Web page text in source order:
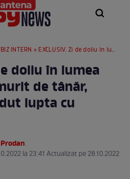
INTERN » EXCLUSIV. Zi de doliu în lumea manelelor! A murit de tânăr, după ce a pierdut lupta cu cancerul
doliu în lumea
de tânăr,
lupta cu
.
la 23:41 Actualizat pe 28.10.2022